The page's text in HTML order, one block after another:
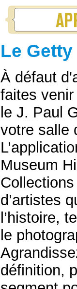
Le Getty
À défaut
faites
le J. Paul
votre salle
Museum
d’artistes
l’histoire,
le
définition,